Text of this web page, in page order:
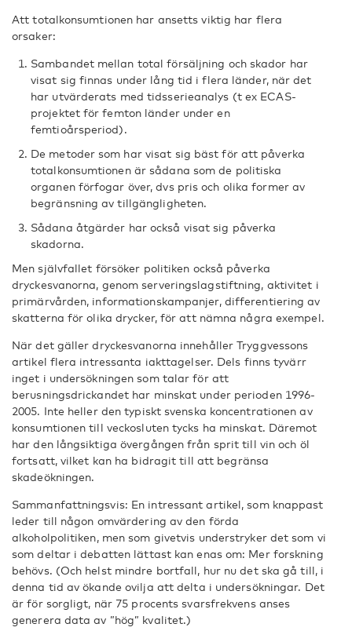
Att totalkonsumtionen har ansetts viktig har flera
orsaker:
Sambandet mellan total försäljning och skador har
visat sig finnas under lång tid i flera länder, när det
har utvärderats med tidsserieanalys (t ex ECAS-
projektet för femton länder under en
femtioårsperiod).
De metoder som har visat sig bäst för att påverka
totalkonsumtionen är sådana som de politiska
organen förfogar över, dvs pris och olika former av
begränsning av tillgängligheten.
Sådana åtgärder har också visat sig påverka
skadorna.
Men självfallet försöker politiken också påverka
dryckesvanorna, genom serveringslagstiftning, aktivitet i
primärvården, informationskampanjer, differentiering av
skatterna för olika drycker, för att nämna några exempel.
När det gäller dryckesvanorna innehåller Tryggvessons
artikel flera intressanta iakttagelser. Dels finns tyvärr
inget i undersökningen som talar för att
berusningsdrickandet har minskat under perioden 1996-
2005. Inte heller den typiskt svenska koncentrationen av
konsumtionen till veckosluten tycks ha minskat. Däremot
har den långsiktiga övergången från sprit till vin och öl
fortsatt, vilket kan ha bidragit till att begränsa
skadeökningen.
Sammanfattningsvis: En intressant artikel, som knappast
leder till någon omvärdering av den förda
alkoholpolitiken, men som givetvis understryker det som vi
som deltar i debatten lättast kan enas om: Mer forskning
behövs. (Och helst mindre bortfall, hur nu det ska gå till, i
denna tid av ökande ovilja att delta i undersökningar. Det
är för sorgligt, när 75 procents svarsfrekvens anses
generera data av ”hög” kvalitet.)